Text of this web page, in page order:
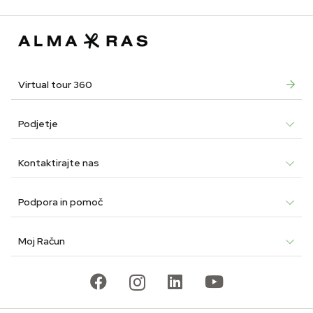
€12.90.
€7.74.
Virtual tour 360
Podjetje
Kontaktirajte nas
Podpora in pomoč
Moj Račun